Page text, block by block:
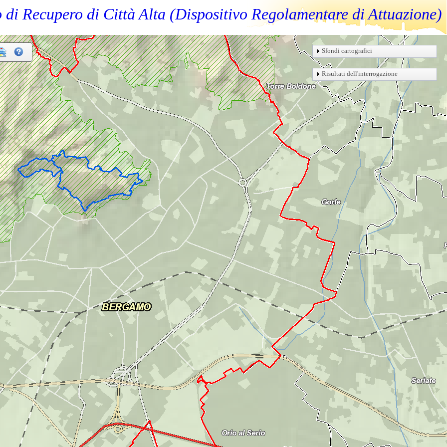
Recupero di Città Alta (Dispositivo Regolamentare di Attuazione)
Sfondi cartografici
Risultati dell'interrogazione